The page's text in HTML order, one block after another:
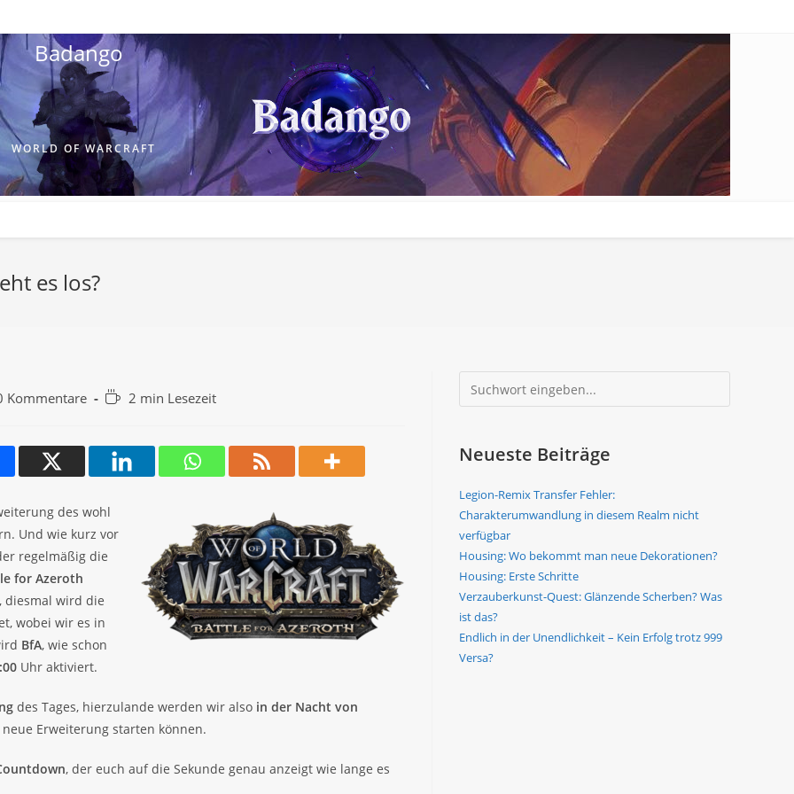
Badango
WORLD OF WARCRAFT
es los?
Kommentare Lesedauer:
2 min Lesezeit
des wohl
Und wie kurz vor
regelmäßig die
for Azeroth
diesmal wird die
wobei wir es in
BfA, wie schon
Uhr aktiviert.
des Tages, hierzulande werden wir also in der Nacht von
Erweiterung starten können.
, der euch auf die Sekunde genau anzeigt wie lange es
Suchen
Neueste Beiträge
Legion-Remix Transfer Fehler:
Charakterumwandlung in diesem Realm nicht
verfügbar
Housing: Wo bekommt man neue Dekorationen?
Housing: Erste Schritte
Verzauberkunst-Quest: Glänzende Scherben? Was
ist das?
Endlich in der Unendlichkeit – Kein Erfolg trotz 999
Versa?